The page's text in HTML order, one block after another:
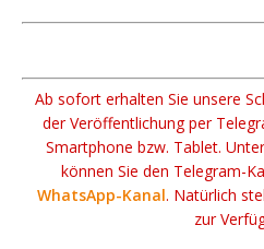
Ab sofort erhalten Sie unsere
der Veröffentlichung per
Smartphone bzw. Tablet.
können Sie den Telegram-
WhatsApp-Kanal. Natürlich
zur